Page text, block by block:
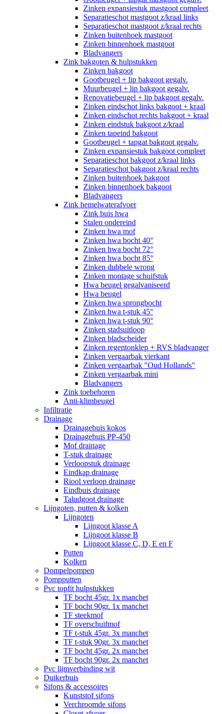
Zinken expansiestuk mastgoot compleet
Separatieschot mastgoot z/kraal links
Separatieschot mastgoot z/kraal rechts
Zinken buitenhoek mastgoot
Zinken binnenhoek mastgoot
Bladvangers
Zink bakgoten & hulpstukken
Zinken bakgoot
Gootbeugel + lip bakgoot gegalv.
Muurbeugel + lip bakgoot gegalv.
Renovatiebeugel + lip bakgoot gegalv.
Zinken eindschot links bakgoot + kraal
Zinken eindschot rechts bakgoot + kraal
Zinken eindstuk bakgoot z/kraal
Zinken tapeind bakgoot
Gootbeugel + tapgat bakgoot gegalv.
Zinken expansiestuk bakgoot compleet
Separatieschot bakgoot z/kraal links
Separatieschot bakgoot z/kraal rechts
Zinken buitenhoek bakgoot
Zinken binnenhoek bakgoot
Bladvangers
Zink hemelwaterafvoer
Zink buis hwa
Stalen ondereind
Zinken hwa mof
Zinken hwa bocht 40°
Zinken hwa bocht 72°
Zinken hwa bocht 85°
Zinken dubbele wrong
Zinken montage schuifstuk
Hwa beugel gegalvaniseerd
Hwa beugel
Zinken hwa sprongbocht
Zinken hwa t-stuk 45°
Zinken hwa t-stuk 90°
Zinken stadsuitloop
Zinken bladscheider
Zinken regentonklep + RVS bladvanger
Zinken vergaarbak vierkant
Zinken vergaarbak "Oud Hollands"
Zinken vergaarbak mini
Bladvangers
Zink toebehoren
Anti-klimbeugel
Infiltratie
Drainage
Drainagebuis kokos
Drainagebuis PP-450
Mof drainage
T-stuk drainage
Verloopstuk drainage
Eindkap drainage
Riool verloop drainage
Eindbuis drainage
Taludgoot drainage
Lijngoten, putten & kolken
Lijngoten
Lijngoot klasse A
Lijngoot klasse B
Lijngoot klasse C, D, E en F
Putten
Kolken
Dompelpompen
Pompputten
Pvc topfit hulpstukken
TF bocht 45gr. 1x manchet
TF bocht 90gr. 1x manchet
TF steekmof
TF overschuifmof
TF t-stuk 45gr. 3x manchet
TF t-stuk 90gr. 3x manchet
TF bocht 45gr. 2x manchet
TF bocht 90gr. 2x manchet
Pvc lijmverbinding wit
Duikerbuis
Sifons & accessoires
Kunststof sifons
Verchroomde sifons